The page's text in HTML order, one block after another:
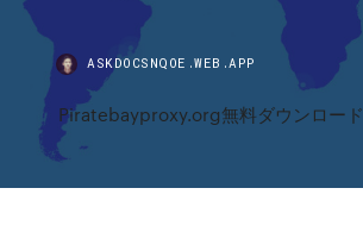
ASKDOCSNQOE.WEB.APP
Piratebayproxy.org無料ダウンロード